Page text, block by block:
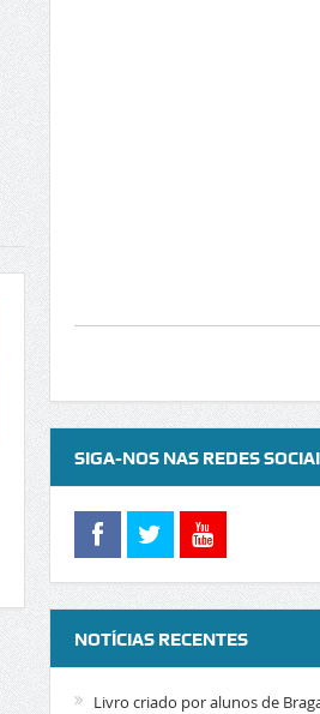
SIGA-NOS NAS REDES
NOTÍCIAS RECENTES
Livro criado por alunos de